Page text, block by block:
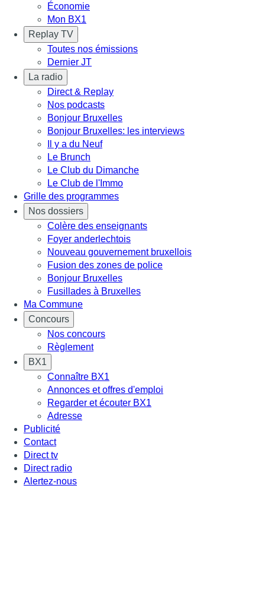
Économie
Mon BX1
Replay TV
Toutes nos émissions
Dernier JT
La radio
Direct & Replay
Nos podcasts
Bonjour Bruxelles
Bonjour Bruxelles: les interviews
Il y a du Neuf
Le Brunch
Le Club du Dimanche
Le Club de l'Immo
Grille des programmes
Nos dossiers
Colère des enseignants
Foyer anderlechtois
Nouveau gouvernement bruxellois
Fusion des zones de police
Bonjour Bruxelles
Fusillades à Bruxelles
Ma Commune
Concours
Nos concours
Règlement
BX1
Connaître BX1
Annonces et offres d'emploi
Regarder et écouter BX1
Adresse
Publicité
Contact
Direct tv
Direct radio
Alertez-nous